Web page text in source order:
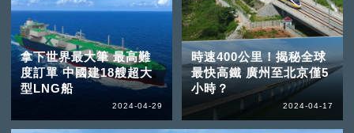
拿下世界最大筆 最高難
度訂單 中國建18艘超大
型LNG船
2024-04-29
時速400公里！揭秘全球
最快高鐵 廣州至北京僅5
小時？
2024-04-17